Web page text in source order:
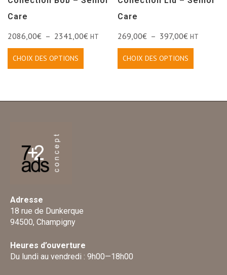
Care
2086,00€ – 2341,00€ HT
CHOIX DES OPTIONS
Care
269,00€ – 397,00€ HT
CHOIX DES OPTIONS
Adresse
18 rue de Dunkerque
94500, Champigny
Heures d’ouverture
Du lundi au vendredi : 9h00—18h00